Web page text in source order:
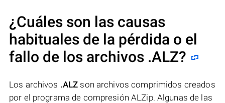
¿Cuáles son las causas
habituales de la pérdida o el
fallo de los archivos .ALZ?
Los archivos .ALZ son archivos comprimidos creados
por el programa de compresión ALZip. Algunas de las